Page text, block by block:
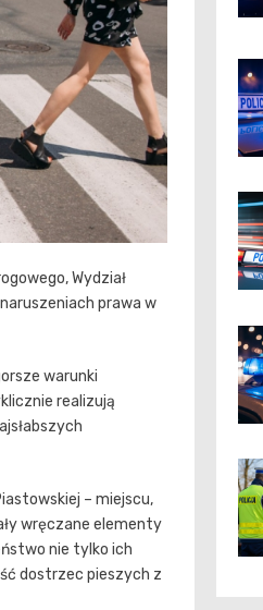
Wydział
prawa w
warunki
realizują
– miejscu,
wręczane elementy
nie tylko ich
dostrzec pieszych z